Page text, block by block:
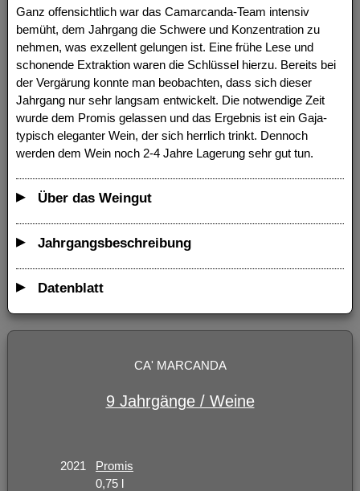
Ganz offensichtlich war das Camarcanda-Team intensiv
bemüht, dem Jahrgang die Schwere und Konzentration zu
nehmen, was exzellent gelungen ist. Eine frühe Lese und
schonende Extraktion waren die Schlüssel hierzu. Bereits bei
der Vergärung konnte man beobachten, dass sich dieser
Jahrgang nur sehr langsam entwickelt. Die notwendige Zeit
wurde dem Promis gelassen und das Ergebnis ist ein Gaja-
typisch eleganter Wein, der sich herrlich trinkt. Dennoch
werden dem Wein noch 2-4 Jahre Lagerung sehr gut tun.
Über das Weingut
Jahrgangsbeschreibung
Datenblatt
CA' MARCANDA
9 Jahrgänge / Weine
2021
Promis
0,75 l